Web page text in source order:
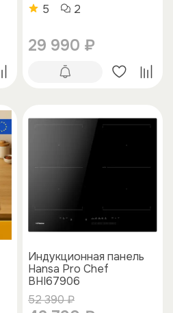
5
2
29 990 ₽
Индукционная панель
Hansa Pro Chef
BHI67906
52 390 ₽